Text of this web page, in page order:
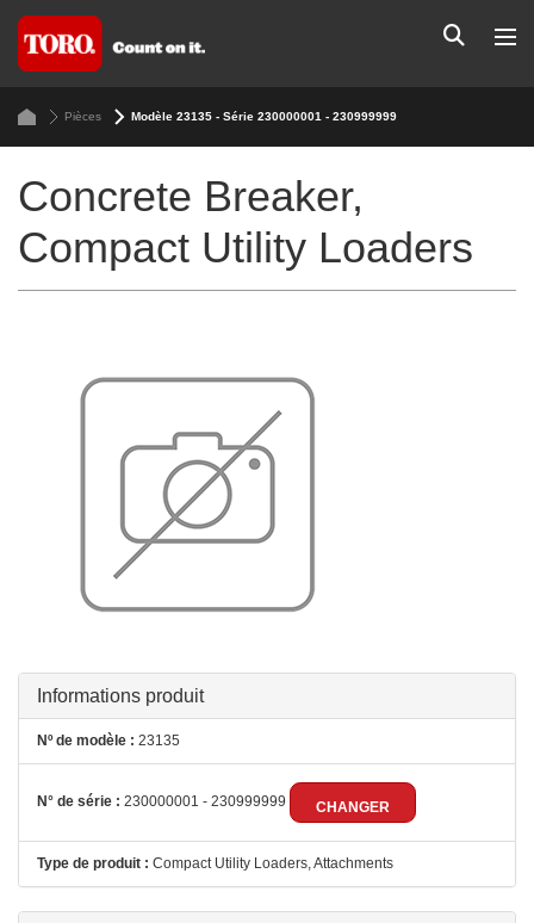
Pièces Modèle 23135 - Série 230000001 - 230999999
Concrete Breaker,
Compact Utility Loaders
Informations produit
Nº de modèle : 23135
N° de série : 230000001 - 230999999 CHANGER
Type de produit : Compact Utility Loaders, Attachments